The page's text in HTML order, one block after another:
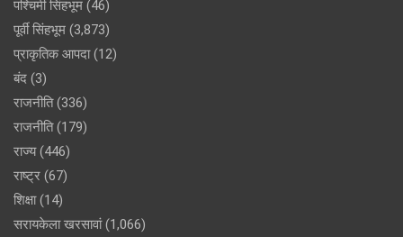
पश्चिमी सिंहभूम (46)
पूर्वी सिंहभूम (3,873)
प्राकृतिक आपदा(12)
बंद (3)
राजनीति(336)
राजनीति(179)
राज्य(446)
राष्ट्र (67)
शिक्षा(14)
सरायकेला खरसावां(1,066)